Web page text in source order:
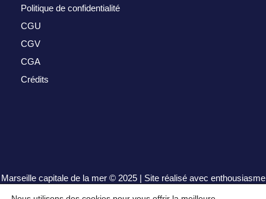
Politique de confidentialité
CGU
CGV
CGA
Crédits
Marseille capitale de la mer© 2025 | Site réalisé avec enthousiasme
par
henrisequeira.com